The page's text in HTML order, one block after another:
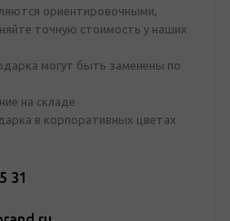
ориентировочными,
точную стоимость у наших
могут быть заменены по
на складе
в корпоративных цветах
31